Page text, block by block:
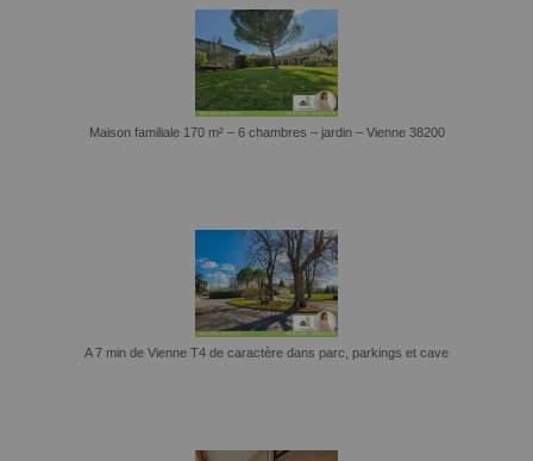
Maison familiale 170 m² – 6 chambres – jardin – Vienne 38200
A 7 min de Vienne T4 de caractère dans parc, parkings et cave